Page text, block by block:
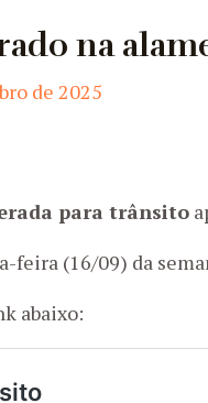
na
de 2025
para trânsito
feira (16/09) da
abaixo: